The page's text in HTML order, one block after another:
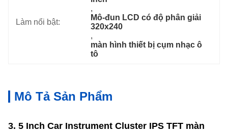
Làm nổi bật:
,
Mô-đun LCD có độ phân giải
320x240
,
màn hình thiết bị cụm nhạc ô
tô
Mô Tả Sản Phẩm
3. 5 Inch Car Instrument Cluster IPS TFT màn